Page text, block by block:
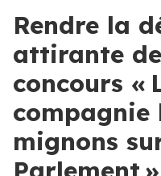
Rendre la
attirante
concours «
compagnie
mignons